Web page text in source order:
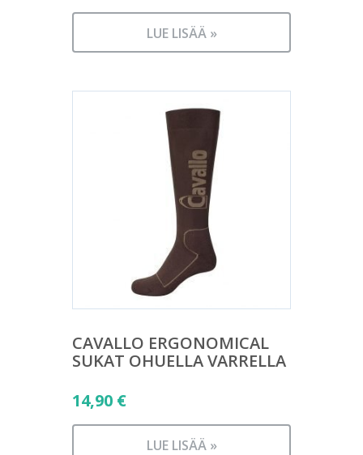
LUE LISÄÄ »
CAVALLO ERGONOMICAL
SUKAT OHUELLA VARRELLA
14,90 €
LUE LISÄÄ »